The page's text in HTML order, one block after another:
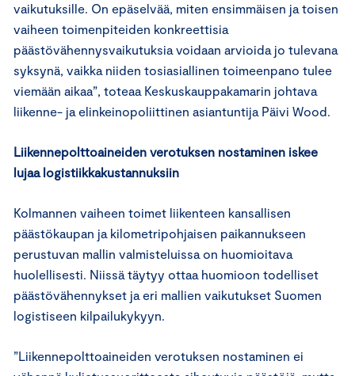
vaikutuksille. On epäselvää, miten ensimmäisen ja toisen
vaiheen toimenpiteiden konkreettisia
päästövähennysvaikutuksia voidaan arvioida jo tulevana
syksynä, vaikka niiden tosiasiallinen toimeenpano tulee
viemään aikaa”, toteaa Keskuskauppakamarin johtava
liikenne- ja elinkeinopoliittinen asiantuntija Päivi Wood.
Liikennepolttoaineiden verotuksen nostaminen iskee
lujaa logistiikkakustannuksiin
Kolmannen vaiheen toimet liikenteen kansallisen
päästökaupan ja kilometripohjaisen paikannukseen
perustuvan mallin valmisteluissa on huomioitava
huolellisesti. Niissä täytyy ottaa huomioon todelliset
päästövähennykset ja eri mallien vaikutukset Suomen
logistiseen kilpailukykyyn.
”Liikennepolttoaineiden verotuksen nostaminen ei